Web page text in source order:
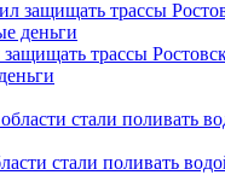
трассы
стали поливать